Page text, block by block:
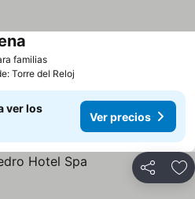
familiasVer precios
Torre del Reloj
ver los
Ver precios
Compartir